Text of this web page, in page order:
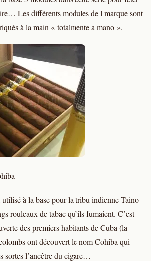
Les différents modules de l marque sont
à la main « totalmente a mano ».
à la base pour la tribu indienne Taino
rouleaux de tabac qu’ils fumaient. C’est
des premiers habitants de Cuba (la
ont découvert le nom Cohiba qui
sortes l’ancêtre du cigare…